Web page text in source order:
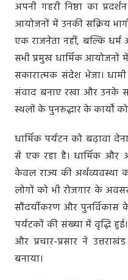
अपनी गहरी निष्ठा का
आयोजनों में उनकी सक्रिय
एक राजनेता नहीं, बल्कि
सभी प्रमुख धार्मिक
सकारात्मक संदेश भेजा।
संवाद बनाए रखा और उनके
स्थलों के पुनरुद्धार के कार्यों
धार्मिक पर्यटन को बढ़ावा
से एक रहा है। धार्मिक और
केवल राज्य की अर्थव्यवस्था
लोगों को भी रोजगार के
सौंदर्यीकरण और
पर्यटकों की संख्या में वृद्धि
और प्रचार-प्रसार ने
बनाया।